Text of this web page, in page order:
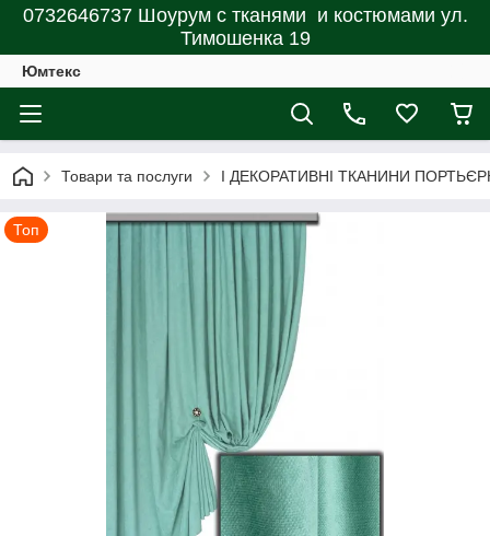
0732646737 Шоурум с тканями и костюмами ул.
Тимошенка 19
Юмтекс
Товари та послуги І ДЕКОРАТИВНІ ТКАНИНИ
Топ